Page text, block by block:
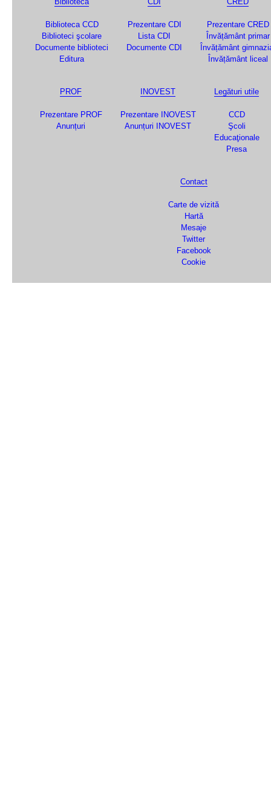
Biblioteca CCD
Biblioteci şcolare
Documente biblioteci
Editura
Prezentare CDI
Lista CDI
Documente CDI
Prezentare CRED
Învățământ primar
Învățământ
Învățământ liceal
PROF
Prezentare PROF
Anunțuri
INOVEST
Prezentare INOVEST
Anunțuri INOVEST
Legături utile
CCD
Şcoli
Educaţionale
Presa
Contact
Carte de vizită
Hartă
Mesaje
Twitter
Facebook
Cookie